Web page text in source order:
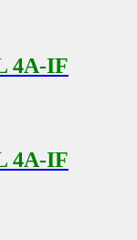
4A-IF
4A-IF